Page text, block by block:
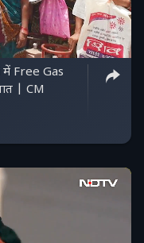
में Free Gas
| CM